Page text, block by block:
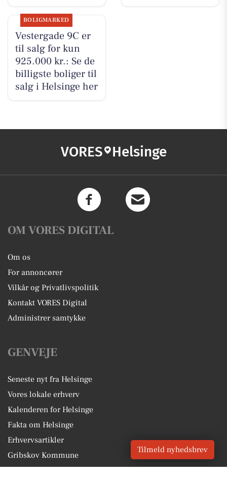
BOLIGMARKED
Vestergade 9C er
til salg for kun
925.000 kr.: Se de
billigste boliger til
salg i Helsinge her
VORES Helsinge
OM VORES DIGITAL
Om os
For annoncører
Vilkår og Privatlivspolitik
Kontakt VORES Digital
Administrer samtykke
GENVEJE
Seneste nyt fra Helsinge
Vores lokale erhverv
Kalenderen for Helsinge
Fakta om Helsinge
Erhvervsartikler
Gribskov Kommune
Tilmeld nyhedsbrev